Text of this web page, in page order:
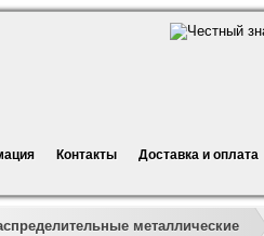
Контакты Доставка и оплата
»
металлические